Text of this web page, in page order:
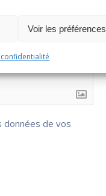
Voir les préférences
données de vos